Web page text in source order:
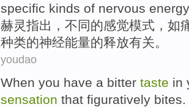
specific kinds of nervous energy
赫灵指出， 不同的感觉模式 ， 如
种类的神经能量的释放有关。
youdao
When you have a bitter taste in
sensation that figuratively bites.